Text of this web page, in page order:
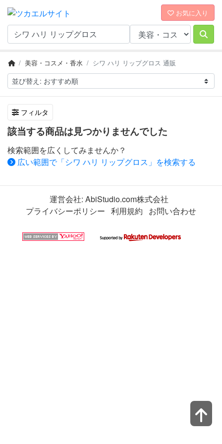
お気に入り
美容・コスメ・香水 シワ ハリ リップグロス 通販
フィルタ
該当する商品は見つかりませんでした
検索範囲を広くしてみませんか？
広い範囲で「シワ ハリ リップグロス」を検索する
運営会社: AbiStudio.com株式会社
プライバシーポリシー 利用規約 お問い合わせ